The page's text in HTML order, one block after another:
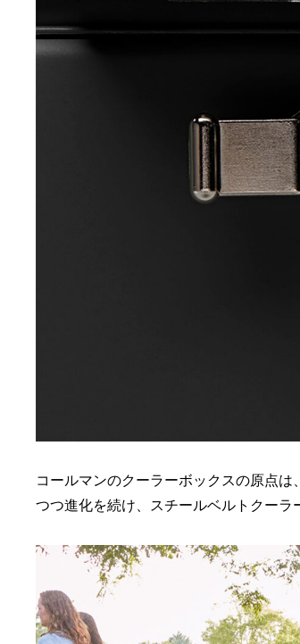
コールマンのクーラーボックスの原点
つつ進化を続け、スチールベルトクーラ